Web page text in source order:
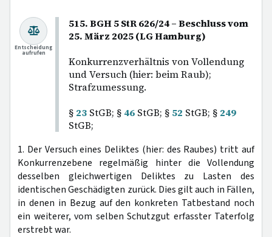
515. BGH 5 StR 626/24 – Beschluss vom
25. März 2025 (LG Hamburg)
Konkurrenzverhältnis von Vollendung
und Versuch (hier: beim Raub);
Strafzumessung.
§ 23 StGB; § 46 StGB; § 52 StGB; § 249
StGB;
Entscheidung
aufrufen
1. Der Versuch eines Deliktes (hier: des Raubes) tritt auf
Konkurrenzebene regelmäßig hinter die Vollendung
desselben gleichwertigen Deliktes zu Lasten des
identischen Geschädigten zurück. Dies gilt auch in Fällen,
in denen in Bezug auf den konkreten Tatbestand noch
ein weiterer, vom selben Schutzgut erfasster Taterfolg
erstrebt war.